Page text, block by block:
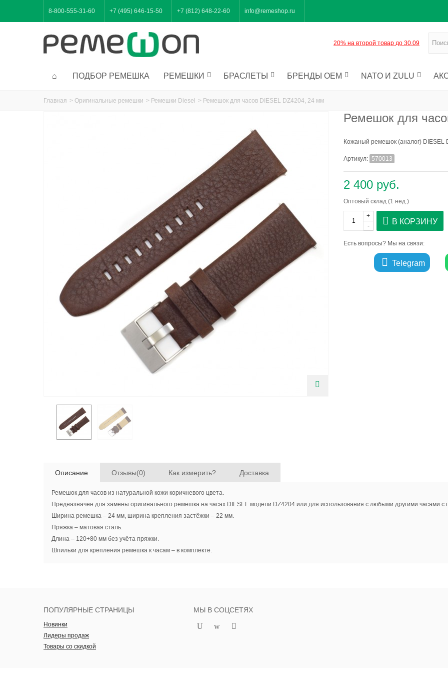
8-800-555-31-60 +7 (495) 646-15-50 +7 (812) 648-22-60 info@remeshop.ru
20% на второй товар до 30.09
ПОДБОР РЕМЕШКА РЕМЕШКИ БРАСЛЕТЫ БРЕНДЫ OEM NATO И ZULU
Главная > Оригинальные ремешки > Ремешки Diesel > Ремешок для часов DIESEL DZ4204, 24 мм
Ремешок для
Кожаный ремешок (аналог) DIESEL
Артикул: 570013
2 400 руб.
Оптовый склад (1 нед.)
-
+
В КОРЗИНУ
Есть вопросы? Мы на связи:
Telegram
Описание Отзывы(0) Как измерить? Доставка
Ремешок для часов из натуральной кожи коричневого цвета.
Предназначен для замены оригинального ремешка на часах DIESEL модели DZ4204 или для использования с любыми другими часами
Ширина ремешка – 24 мм, ширина крепления застёжки – 22 мм.
Пряжка – матовая сталь.
Длина – 120+80 мм без учёта пряжки.
Шпильки для крепления ремешка к часам – в комплекте.
ПОПУЛЯРНЫЕ СТРАНИЦЫ
Новинки
Лидеры продаж
Товары со скидкой
МЫ В СОЦСЕТЯХ